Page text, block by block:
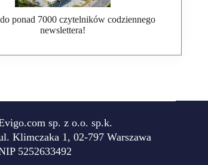
ponad 7000 czytelników codziennego
newslettera!
sp. z o.o. sp.k.
Klimczaka 1, 02-797 Warszawa
5252633492